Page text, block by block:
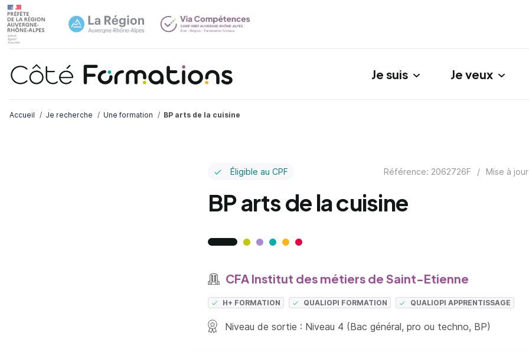
Je suis Je veux
Accueil Je recherche Une formation BP arts de la cuisine
Éligible au CPF Référence: 2062726F / Mise à
BP arts de la cuisine
CFA Institut des métiers de Saint-Etienne
H+ FORMATION QUALIOPI FORMATION QUALIOPI APPRENTISSAGE
Niveau de sortie : Niveau 4 (Bac général, pro ou techno, BP)